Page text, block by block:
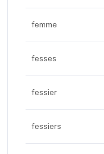
femme
fesses
fessier
fessiers